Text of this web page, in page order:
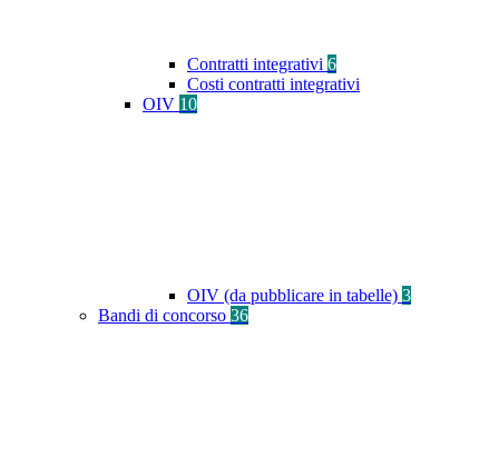
Contratti integrativi 6
Costi contratti integrativi
OIV 10
OIV (da pubblicare in tabelle) 3
Bandi di concorso 36